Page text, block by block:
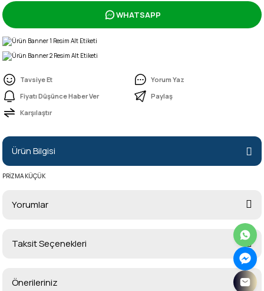
WHATSAPP
Tavsiye Et
Yorum Yaz
Fiyatı Düşünce Haber Ver
Paylaş
Karşılaştır
Ürün Bilgisi
PRİZMA KÜÇÜK
Yorumlar
Bu ürüne ilk yorumu siz yapın!
Taksit Seçenekleri
Önerileriniz